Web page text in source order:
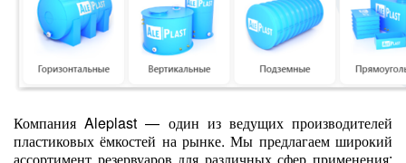
Компания Aleplast — один из ведущих производителей
пластиковых ёмкостей на рынке. Мы предлагаем широкий